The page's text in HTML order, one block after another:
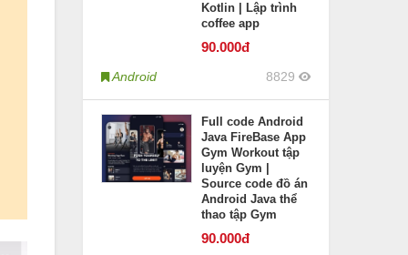
Kotlin | Lập trình
coffee app
90.000đ
Android 8829
Full code Android
Java FireBase App
Gym Workout tập
luyện Gym |
Source code đồ án
Android Java thể
thao tập Gym
90.000đ